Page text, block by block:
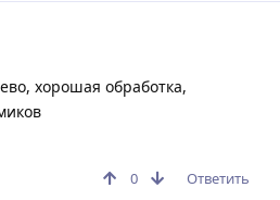
хорошая обработка,
0 Ответить